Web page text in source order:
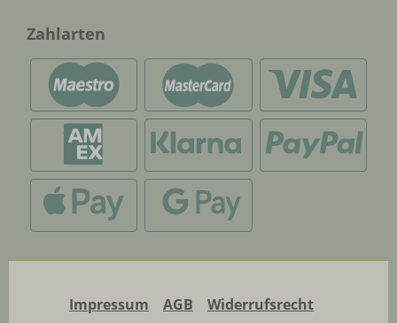
Zahlarten
Impressum AGB
Widerrufsrecht